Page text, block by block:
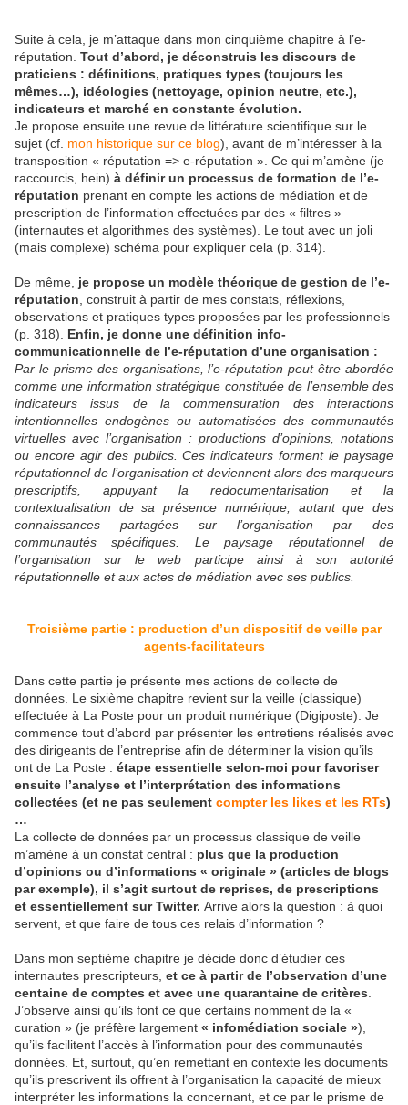
Suite à cela, je m’attaque dans mon cinquième chapitre à l’e-
réputation. Tout d’abord, je déconstruis les discours de
praticiens : définitions, pratiques types (toujours les
mêmes…), idéologies (nettoyage, opinion neutre, etc.),
indicateurs et marché en constante évolution.
Je propose ensuite une revue de littérature scientifique sur le
sujet (cf. mon historique sur ce blog), avant de m’intéresser à la
transposition « réputation => e-réputation ». Ce qui m’amène (je
raccourcis, hein) à définir un processus de formation de l’e-
réputation prenant en compte les actions de médiation et de
prescription de l’information effectuées par des « filtres »
(internautes et algorithmes des systèmes). Le tout avec un joli
(mais complexe) schéma pour expliquer cela (p. 314).
De même, je propose un modèle théorique de gestion de l’e-
réputation , construit à partir de mes constats, réflexions,
observations et pratiques types proposées par les professionnels
(p. 318). Enfin, je donne une définition info-
communicationnelle de l’e-réputation d’une organisation :
Par le prisme des organisations, l’e-réputation peut être abordée
comme une information stratégique constituée de l’ensemble des
indicateurs issus de la commensuration des interactions
intentionnelles endogènes ou automatisées des communautés
virtuelles avec l’organisation : productions d’opinions, notations
ou encore agir des publics. Ces indicateurs forment le paysage
réputationnel de l’organisation et deviennent alors des marqueurs
prescriptifs, appuyant la redocumentarisation et la
contextualisation de sa présence numérique, autant que des
connaissances partagées sur l’organisation par des
communautés spécifiques. Le paysage réputationnel de
l’organisation sur le web participe ainsi à son autorité
réputationnelle et aux actes de médiation avec ses publics.
Troisième partie : production d’un dispositif de veille par
agents-facilitateurs
Dans cette partie je présente mes actions de collecte de
données. Le sixième chapitre revient sur la veille (classique)
effectuée à La Poste pour un produit numérique (Digiposte). Je
commence tout d’abord par présenter les entretiens réalisés avec
des dirigeants de l’entreprise afin de déterminer la vision qu’ils
ont de La Poste : étape essentielle selon-moi pour favoriser
ensuite l’analyse et l’interprétation des informations
collectées (et ne pas seulement compter les likes et les RTs)
…
La collecte de données par un processus classique de veille
m’amène à un constat central : plus que la production
d’opinions ou d’informations « originale » (articles de blogs
par exemple), il s’agit surtout de reprises, de prescriptions
et essentiellement sur Twitter. Arrive alors la question : à quoi
servent, et que faire de tous ces relais d’information ?
Dans mon septième chapitre je décide donc d’étudier ces
internautes prescripteurs, et ce à partir de l’observation d’une
centaine de comptes et avec une quarantaine de critères
J’observe ainsi qu’ils font ce que certains nomment de la «
curation » (je préfère largement « infomédiation sociale »),
qu’ils facilitent l’accès à l’information pour des communautés
données. Et, surtout, qu’en remettant en contexte les documents
qu’ils prescrivent ils offrent à l’organisation la capacité de mieux
interpréter les informations la concernant, et ce par le prisme de